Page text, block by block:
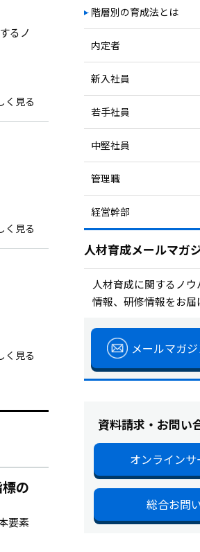
るノ
く見る
く見る
く見る
の
要素
職種別研修
階層別の育成法とは
内定者
育成方法のポイントを
関連コラムを読む
サービスを探す
新入社員
育成方法のポイントを
関連コラムを読む
研修を探す
若手社員
育成方法のポイントを
関連コラムを読む
研修を探す
中堅社員
育成方法のポイントを
関連コラムを読む
研修を探す
管理職
育成方法のポイントを
関連コラムを読む
研修を探す
サービスを探す
経営幹部
関連コラムを読む
研修を探す
サービスを探す
人材育成メールマガ
人材育成に関するノウ
情報、研修情報をお届
メールマガ
資料請求・お問い
オンラインサ
総合お問